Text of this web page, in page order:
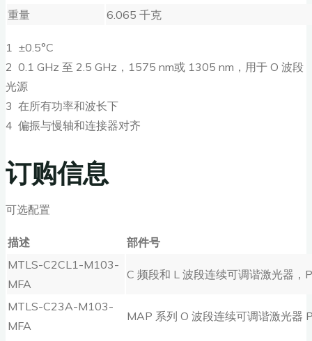
重量 6.065 千克
1 ±0.5°C
2 0.1 GHz 至 2.5 GHz，1575 nm或 1305 nm，用于 O 波段
光源
3 在所有功率和波长下
4 偏振与慢轴和连接器对齐
订购信息
可选配置
描述
部件号
MTLS-C2CL1-M103-
MFA
C 频段和 L 波段连续可调谐激光器，
MTLS-C23A-M103-
MFA
MAP 系列 O 波段连续可调谐激光器